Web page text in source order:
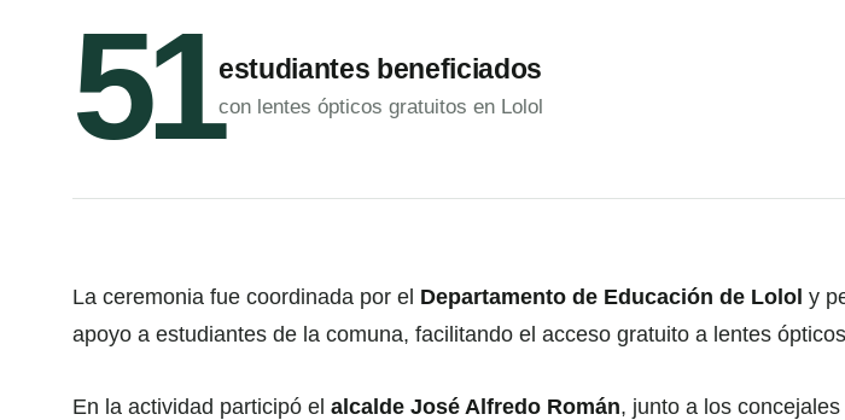
51estudiantes beneficiados
con lentes ópticos gratuitos en Lolol
La ceremonia fue coordinada por el Departamento de Educación de Lolol y
apoyo a estudiantes de la comuna, facilitando el acceso gratuito a lentes
En la actividad participó el alcalde José Alfredo Román, junto a los